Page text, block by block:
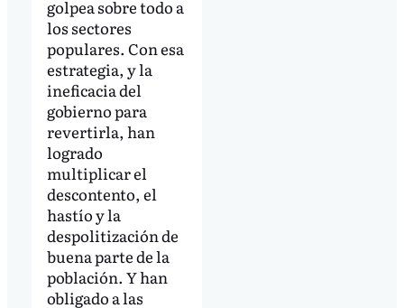
golpea sobre todo a
los sectores
populares. Con esa
estrategia, y la
ineficacia del
gobierno para
revertirla, han
logrado
multiplicar el
descontento, el
hastío y la
despolitización de
buena parte de la
población. Y han
obligado a las